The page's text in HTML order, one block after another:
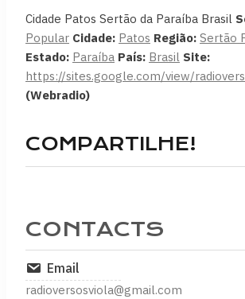
Cidade Patos Sertão da Paraíba Brasil
Popular Cidade: Patos Região: Sertão
Estado: Paraíba País: Brasil Site:
https://sites.google.com/view/
(Webradio)
COMPARTILHE!
CONTACTS
Email
radioversosviola@gmail.com